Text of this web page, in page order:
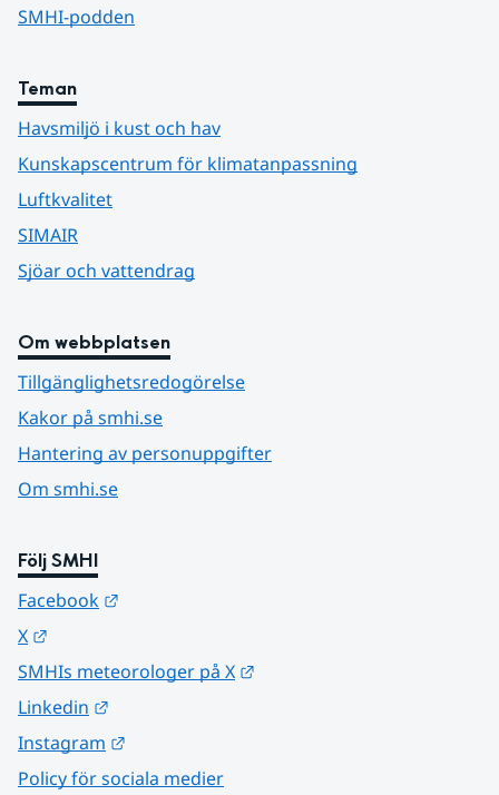
SMHI-podden
Teman
Havsmiljö i kust och hav
Kunskapscentrum för klimatanpassning
Luftkvalitet
SIMAIR
Sjöar och vattendrag
Om webbplatsen
Tillgänglighetsredogörelse
Kakor på smhi.se
Hantering av personuppgifter
Om smhi.se
Följ SMHI
Facebook
X
SMHIs meteorologer på X
Linkedin
Instagram
Policy för sociala medier